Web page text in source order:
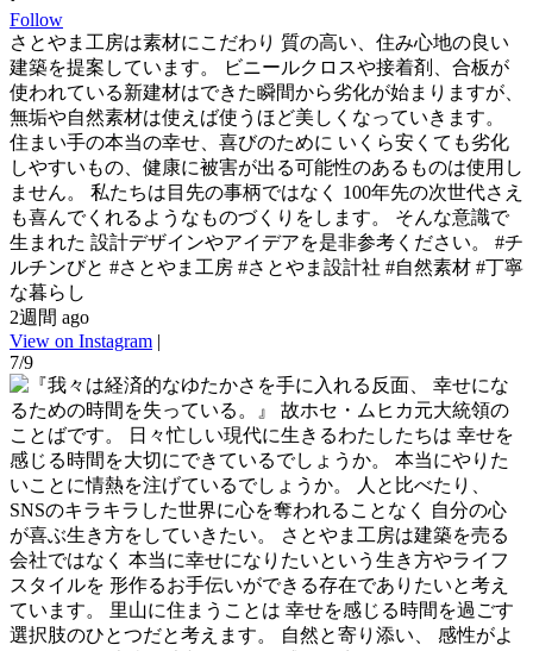
Follow
さとやま工房は素材にこだわり 質の高い、住み心地の良い
建築を提案しています。 ビニールクロスや接着剤、合板が
使われている新建材はできた瞬間から劣化が始まりますが、
無垢や自然素材は使えば使うほど美しくなっていきます。
住まい手の本当の幸せ、喜びのために いくら安くても劣化
しやすいもの、健康に被害が出る可能性のあるものは使用し
ません。 私たちは目先の事柄ではなく 100年先の次世代さえ
も喜んでくれるようなものづくりをします。 そんな意識で
生まれた 設計デザインやアイデアを是非参考ください。 #チ
ルチンびと #さとやま工房 #さとやま設計社 #自然素材 #丁寧
な暮らし
2週間 ago
View on Instagram |
7/9